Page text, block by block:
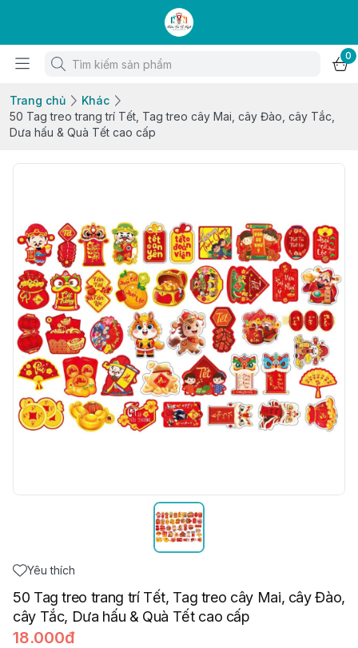
0
Trang chủ
Khác
50 Tag treo trang trí Tết, Tag treo cây Mai, cây Đào, cây Tắc,
Dưa hấu & Quà Tết cao cấp
Yêu thích
50 Tag treo trang trí Tết, Tag treo cây Mai, cây Đào,
cây Tắc, Dưa hấu & Quà Tết cao cấp
18.000đ